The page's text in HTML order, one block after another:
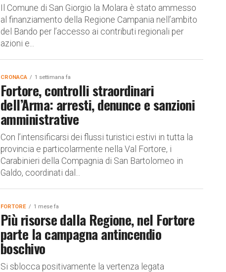
Il Comune di San Giorgio la Molara è stato ammesso
al finanziamento della Regione Campania nell’ambito
del Bando per l’accesso ai contributi regionali per
azioni e...
CRONACA 1 settimana fa
Fortore, controlli straordinari
dell’Arma: arresti, denunce e sanzioni
amministrative
Con l’intensificarsi dei flussi turistici estivi in tutta la
provincia e particolarmente nella Val Fortore, i
Carabinieri della Compagnia di San Bartolomeo in
Galdo, coordinati dal...
FORTORE 1 mese fa
Più risorse dalla Regione, nel Fortore
parte la campagna antincendio
boschivo
Si sblocca positivamente la vertenza legata